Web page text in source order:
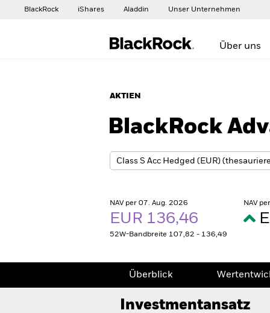
BlackRock iShares Aladdin Unser Unternehmen
Über uns
AKTIEN
BlackRock
NAV per 07. Aug. 2026
EUR 136,46
52W-Bandbreite 107,82 - 136,49
NAV
Überblick
Investmentansatz